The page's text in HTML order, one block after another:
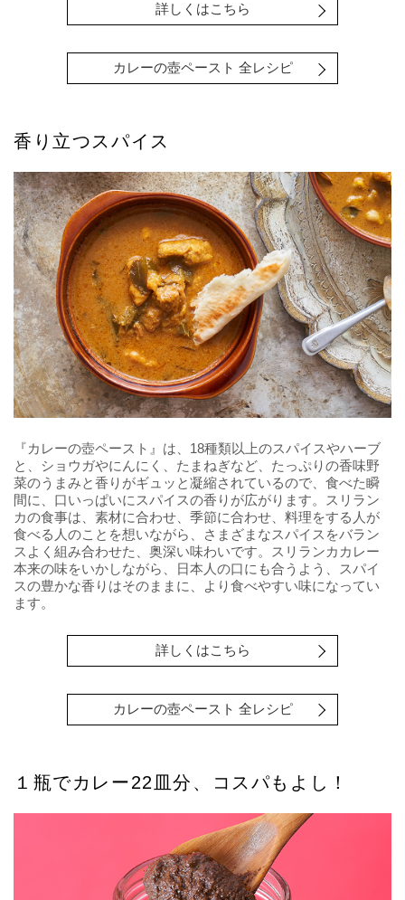
詳しくはこちら
カレーの壺ペースト 全レシピ
香り立つスパイス
『カレーの壺ペースト』は、18種類以上のスパイスやハーブ
と、ショウガやにんにく、たまねぎなど、たっぷりの香味野
菜のうまみと香りがギュッと凝縮されているので、食べた瞬
間に、口いっぱいにスパイスの香りが広がります。スリラン
カの食事は、素材に合わせ、季節に合わせ、料理をする人が
食べる人のことを想いながら、さまざまなスパイスをバラン
スよく組み合わせた、奥深い味わいです。スリランカカレー
本来の味をいかしながら、日本人の口にも合うよう、スパイ
スの豊かな香りはそのままに、より食べやすい味になってい
ます。
詳しくはこちら
カレーの壺ペースト 全レシピ
１瓶でカレー22皿分、コスパもよし！